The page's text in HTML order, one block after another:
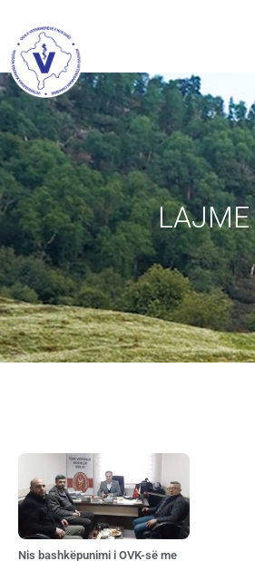
LAJME
Nis bashkëpunimi i OVK-së me